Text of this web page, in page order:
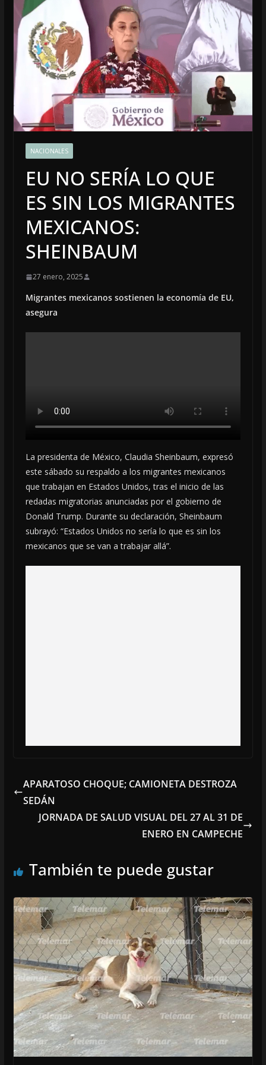
NACIONALES
EU NO SERÍA LO QUE
ES SIN LOS MIGRANTES
MEXICANOS:
SHEINBAUM
27 enero, 2025
Migrantes mexicanos sostienen la economía de EU,
asegura
La presidenta de México, Claudia Sheinbaum, expresó
este sábado su respaldo a los migrantes mexicanos
que trabajan en Estados Unidos, tras el inicio de las
redadas migratorias anunciadas por el gobierno de
Donald Trump. Durante su declaración, Sheinbaum
subrayó: “Estados Unidos no sería lo que es sin los
mexicanos que se van a trabajar allá”.
APARATOSO CHOQUE; CAMIONETA DESTROZA
SEDÁN
JORNADA DE SALUD VISUAL DEL 27 AL 31 DE
ENERO EN CAMPECHE
También te puede gustar